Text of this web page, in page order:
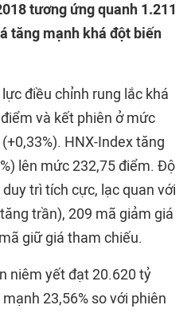
tương ứng quanh 1.211
tăng mạnh khá đột biến
điều chỉnh rung lắc khá
và kết phiên ở mức
HNX-Index tăng
lên mức 232,75 điểm. Độ
trì tích cực, lạc quan với
trần), 209 mã giảm giá
giữ giá tham chiếu.
niêm yết đạt 20.620 tỷ
23,56% so với phiên